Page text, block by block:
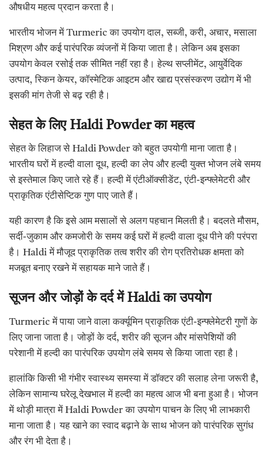
औषधीय महत्व प्रदान करता है।
भारतीय भोजन में Turmeric का उपयोग दाल, सब्जी, करी, अचार, मसाला
मिश्रण और कई पारंपरिक व्यंजनों में किया जाता है। लेकिन अब इसका
उपयोग केवल रसोई तक सीमित नहीं रहा है। हेल्थ सप्लीमेंट, आयुर्वेदिक
उत्पाद, स्किन केयर, कॉस्मेटिक आइटम और खाद्य प्रसंस्करण उद्योग में भी
इसकी मांग तेजी से बढ़ रही है।
सेहत के लिए Haldi Powder का महत्व
सेहत के लिहाज से Haldi Powder को बहुत उपयोगी माना जाता है।
भारतीय घरों में हल्दी वाला दूध, हल्दी का लेप और हल्दी युक्त भोजन लंबे समय
से इस्तेमाल किए जाते रहे हैं। हल्दी में एंटीऑक्सीडेंट, एंटी-इन्फ्लेमेटरी और
प्राकृतिक एंटीसेप्टिक गुण पाए जाते हैं।
यही कारण है कि इसे आम मसालों से अलग पहचान मिलती है। बदलते मौसम,
सर्दी-जुकाम और कमजोरी के समय कई घरों में हल्दी वाला दूध पीने की परंपरा
है। Haldi में मौजूद प्राकृतिक तत्व शरीर की रोग प्रतिरोधक क्षमता को
मजबूत बनाए रखने में सहायक माने जाते हैं।
सूजन और जोड़ों के दर्द में Haldi का उपयोग
Turmeric में पाया जाने वाला कर्क्यूमिन प्राकृतिक एंटी-इन्फ्लेमेटरी गुणों के
लिए जाना जाता है। जोड़ों के दर्द, शरीर की सूजन और मांसपेशियों की
परेशानी में हल्दी का पारंपरिक उपयोग लंबे समय से किया जाता रहा है।
हालांकि किसी भी गंभीर स्वास्थ्य समस्या में डॉक्टर की सलाह लेना जरूरी है,
लेकिन सामान्य घरेलू देखभाल में हल्दी का महत्व आज भी बना हुआ है। भोजन
में थोड़ी मात्रा में Haldi Powder का उपयोग पाचन के लिए भी लाभकारी
माना जाता है। यह खाने का स्वाद बढ़ाने के साथ भोजन को पारंपरिक सुगंध
और रंग भी देता है।